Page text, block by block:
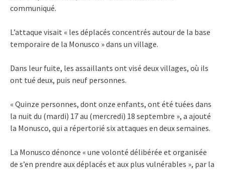
communiqué.
L’attaque visait « les déplacés concentrés autour de la base
temporaire de la Monusco » dans un village.
Dans leur fuite, les assaillants ont visé deux villages, où ils
ont tué deux, puis neuf personnes.
« Quinze personnes, dont onze enfants, ont été tuées dans
la nuit du (mardi) 17 au (mercredi) 18 septembre », a ajouté
la Monusco, qui a répertorié six attaques en deux semaines.
La Monusco dénonce « une volonté délibérée et organisée
de s’en prendre aux déplacés et aux plus vulnérables », par la